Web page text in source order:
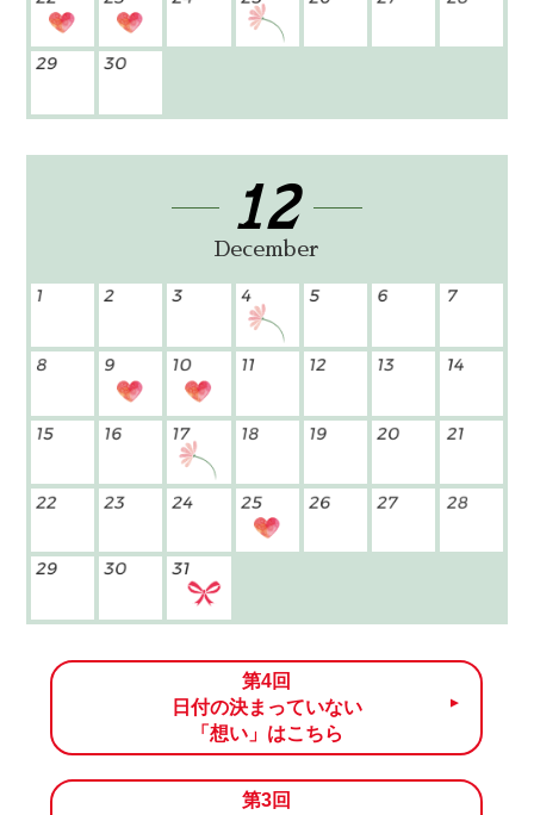
12
December
第4回
日付の決まっていない
「想い」はこちら
第3回